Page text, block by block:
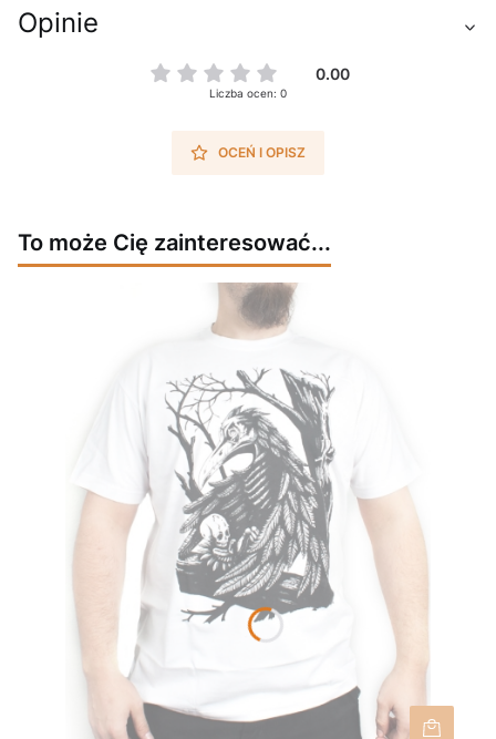
Opinie
0.00
Liczba ocen: 0
OCEŃ I OPISZ
To może Cię zainteresować...